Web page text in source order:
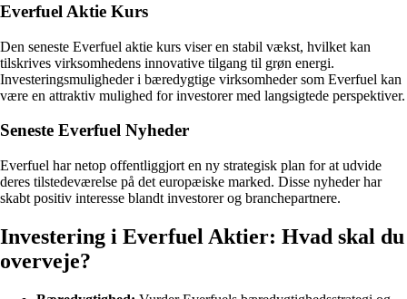
Everfuel Aktie Kurs
Den seneste Everfuel aktie kurs viser en stabil vækst, hvilket kan
tilskrives virksomhedens innovative tilgang til grøn energi.
Investeringsmuligheder i bæredygtige virksomheder som Everfuel kan
være en attraktiv mulighed for investorer med langsigtede perspektiver.
Seneste Everfuel Nyheder
Everfuel har netop offentliggjort en ny strategisk plan for at udvide
deres tilstedeværelse på det europæiske marked. Disse nyheder har
skabt positiv interesse blandt investorer og branchepartnere.
Investering i Everfuel Aktier: Hvad skal du
overveje?